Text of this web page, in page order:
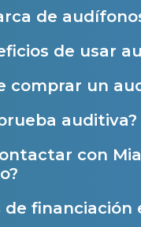
de
de usar
comprar un
auditiva?
con
financiación